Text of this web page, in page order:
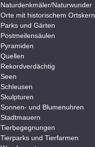
Naturdenkmäler/Naturwunder
Orte mit historischem Ortskern
Parks und Gärten
Postmeilensäulen
Pyramiden
Quellen
Rekordverdächtig
Seen
Schleusen
Skulpturen
Sonnen- und Blumenuhren
Stadtmauern
Tierbegegnungen
Tierparks und Tierfarmen